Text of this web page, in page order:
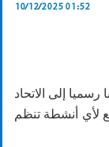
10/12/2025 01:52
رسميا إلى الاتحاد
لأي أنشطة تنظم